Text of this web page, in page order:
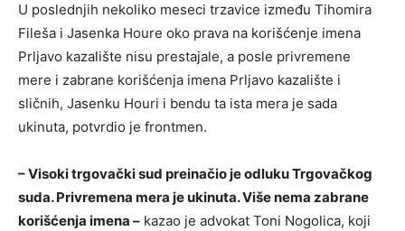
U poslednjih nekoliko meseci trzavice između Tihomira
Fileša i Jasenka Houre oko prava na korišćenje imena
Prljavo kazalište nisu prestajale, a posle privremene
mere i zabrane korišćenja imena Prljavo kazalište i
sličnih, Jasenku Houri i bendu ta ista mera je sada
ukinuta, potvrdio je frontmen.
– Visoki trgovački sud preinačio je odluku Trgovačkog
suda. Privremena mera je ukinuta. Više nema zabrane
korišćenja imena – kazao je advokat Toni Nogolica, koji